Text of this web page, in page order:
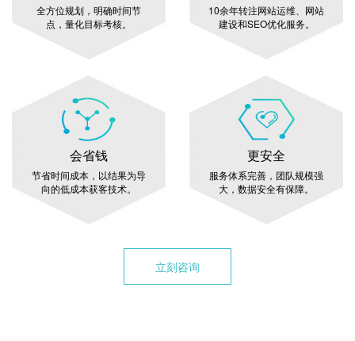
全方位规划，明确时间节
点，量化目标考核。
10余年转注网站运维、网站
建设和SEO优化服务。
会省钱
节省时间成本，以结果为导
向的低成本获客技术。
更安全
服务体系完善，团队规模强
大，数据安全有保障。
立刻咨询